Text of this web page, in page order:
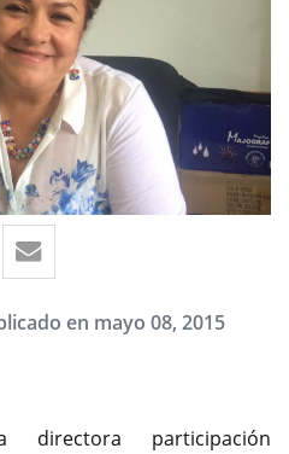
en mayo 08, 2015
directora participación